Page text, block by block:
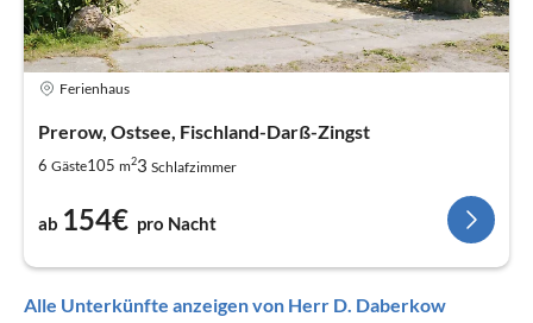
Ferienhaus
Prerow, Ostsee, Fischland-Darß-Zingst
6 Gäste105 m23 Schlafzimmer
ab 154€ pro Nacht
Alle Unterkünfte anzeigen von Herr D. Daberkow